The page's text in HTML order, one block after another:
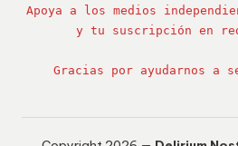
Apoya a los medios
y tu suscripción en
Gracias por ayudarnos a